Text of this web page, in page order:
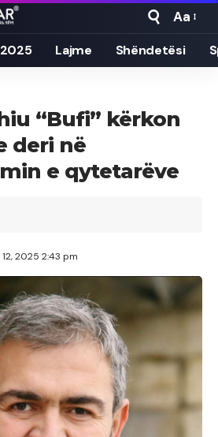
Font
Resizer
Aa
Lajme Shëndetësi
“Bufi” kërkon
deri në
e qytetarëve
2025 2:43 pm